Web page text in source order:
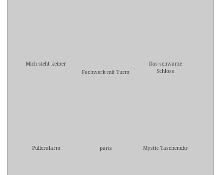
Mich sieht keiner
Fachwerk mit Turm
Das schwarze
Schloss
Pulleralarm paris Mystic Taschenuhr